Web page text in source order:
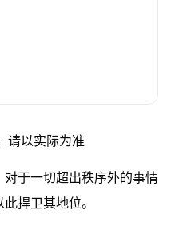
请以实际为准
于一切超出秩序外的事情
捍卫其地位。